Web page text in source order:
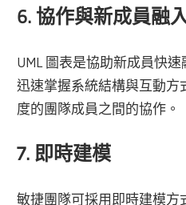
6. 協作與新成員融
UML 圖表是協助新成員快
迅速掌握系統結構與互動方
度的團隊成員之間的協作。
7. 即時建模
敏捷團隊可採用即時建模方